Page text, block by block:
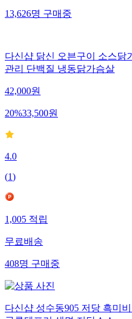
13,626명구매중
다신샵 닭신 오븐구이 소스닭
관리 단백질 냉동닭가슴살
42,000원
20%33,500원
4.0
(1)
1,005적립
무료배송
408명구매중
다신샵 성수동905 저당 흑미